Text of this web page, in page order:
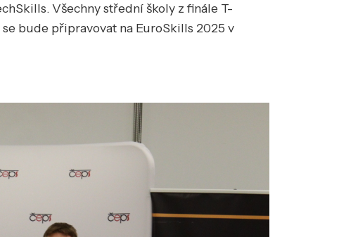
Všechny střední školy z finále T-
bude připravovat na EuroSkills 2025 v